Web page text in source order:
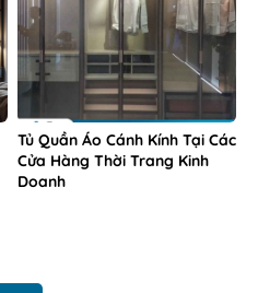
Tủ Quần Áo Cánh Kính Tại Các
Cửa Hàng Thời Trang Kinh
Doanh